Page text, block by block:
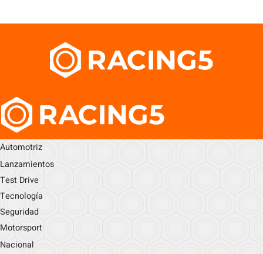
Automotriz
Lanzamientos
Test Drive
Tecnología
Seguridad
Motorsport
Nacional